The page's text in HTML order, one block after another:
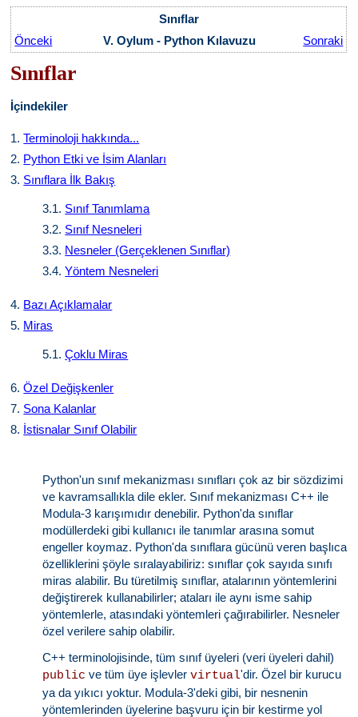
Sınıflar
Önceki
V. Oylum - Python Kılavuzu Sonraki
Sınıflar
İçindekiler
1.Terminoloji hakkında...
2. Python Etki ve İsim Alanları
3. Sınıflara İlk Bakış
3.1. Sınıf Tanımlama
3.2. Sınıf Nesneleri
3.3. Nesneler (Gerçeklenen Sınıflar)
3.4.Yöntem Nesneleri
4. Bazı Açıklamalar
5. Miras
5.1.Çoklu Miras
6.Özel Değişkenler
7. Sona Kalanlar
8. İstisnalar Sınıf Olabilir
Python'un sınıf mekanizması sınıfları çok az bir sözdizimi
ve kavramsallıkla dile ekler. Sınıf mekanizması C++ ile
Modula-3 karışımıdır denebilir. Python'da sınıflar
modüllerdeki gibi kullanıcı ile tanımlar arasına somut
engeller koymaz. Python'da sınıflara gücünü veren başlıca
özelliklerini şöyle sıralayabiliriz: sınıflar çok sayıda sınıfı
miras alabilir. Bu türetilmiş sınıflar, atalarının yöntemlerini
değiştirerek kullanabilirler; ataları ile aynı isme sahip
yöntemlerle, atasındaki yöntemleri çağırabilirler. Nesneler
özel verilere sahip olabilir.
C++ terminolojisinde, tüm sınıf üyeleri (veri üyeleri dahil)
public ve tüm üye işlevlervirtual'dir. Özel bir kurucu
ya da yıkıcı yoktur. Modula-3'deki gibi, bir nesnenin
yöntemlerinden üyelerine başvuru için bir kestirme yol